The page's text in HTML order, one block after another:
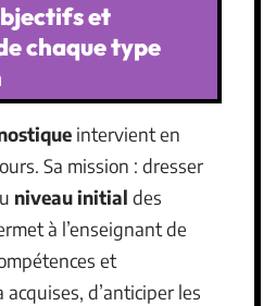
et
chaque type
intervient en
Sa mission : dresser
niveau initial des
à l’enseignant de
et
d’anticiper les